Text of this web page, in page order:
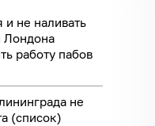
и не наливать
Лондона
работу пабов
не
(список)